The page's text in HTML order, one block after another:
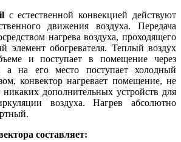
с естественной конвекцией действуют
движения воздуха. Передача
нагрева воздуха, проходящего
элемент обогревателя. Теплый воздух
и поступает в помещение через
а на его место поступает холодный
конвектор нагревает помещение, не
никаких дополнительных устройств для
воздуха. Нагрев абсолютно
составляет: